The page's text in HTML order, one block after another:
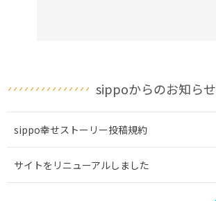
sippoからのお知らせ
sippo幸せストーリー投稿規約
サイトをリニューアルしました